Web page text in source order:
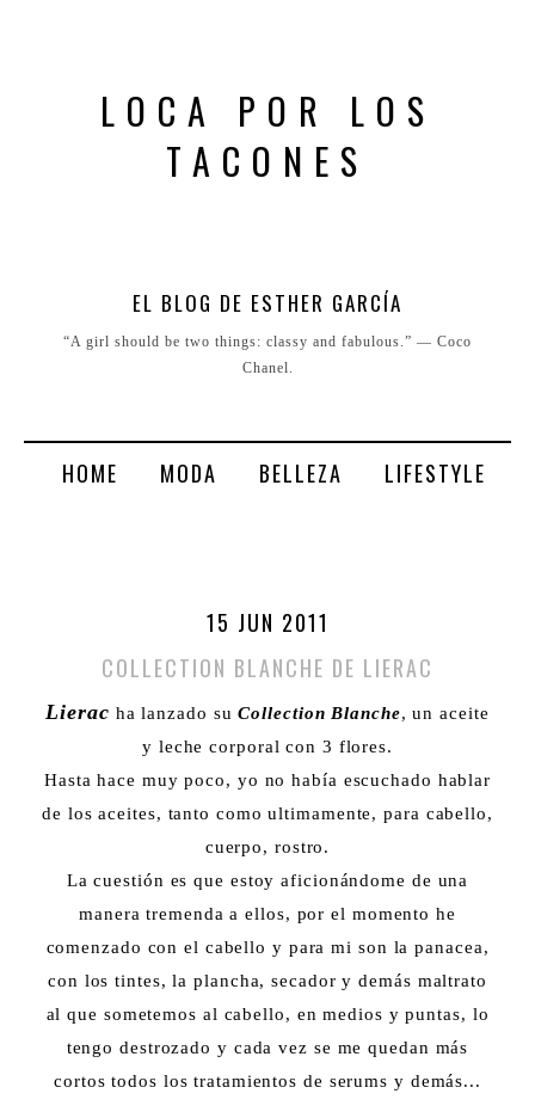
LOCA POR LOS
TACONES
EL BLOG DE ESTHER GARCÍA
“A girl should be two things: classy and fabulous.” ― Coco
Chanel.
HOME MODA BELLEZA LIFESTYLE
15 JUN 2011
COLLECTION BLANCHE DE LIERAC
Lierac ha lanzado su Collection Blanche, un aceite
y leche corporal con 3 flores.
Hasta hace muy poco, yo no había escuchado hablar
de los aceites, tanto como ultimamente, para cabello,
cuerpo, rostro.
La cuestión es que estoy aficionándome de una
manera tremenda a ellos, por el momento he
comenzado con el cabello y para mi son la panacea,
con los tintes, la plancha, secador y demás maltrato
al que sometemos al cabello, en medios y puntas, lo
tengo destrozado y cada vez se me quedan más
cortos todos los tratamientos de serums y demás...